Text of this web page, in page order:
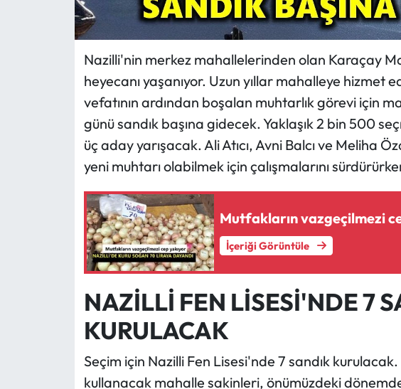
Nazilli'nin merkez mahallelerinden olan Karaçay
heyecanı yaşanıyor. Uzun yıllar mahalleye hizmet
vefatının ardından boşalan muhtarlık görevi için
günü sandık başına gidecek. Yaklaşık 2 bin 500
üç aday yarışacak. Ali Atıcı, Avni Balcı ve Meliha
yeni muhtarı olabilmek için çalışmalarını
Mutfakların vazgeçilmezi
İçeriği Görüntüle
NAZİLLİ FEN LİSESİ'NDE 7
KURULACAK
Seçim için Nazilli Fen Lisesi'nde 7 sandık kurulacak.
kullanacak mahalle sakinleri, önümüzdeki
YAŞAM
RESMİ İLANLAR
HABER İLAN